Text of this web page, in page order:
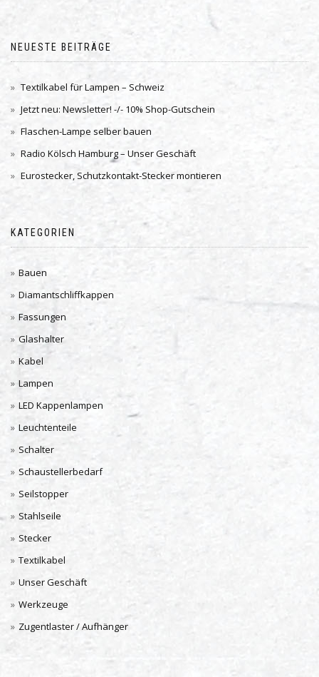
NEUESTE BEITRÄGE
Textilkabel für Lampen – Schweiz
Jetzt neu: Newsletter! -/- 10% Shop-Gutschein
Flaschen-Lampe selber bauen
Radio Kölsch Hamburg – Unser Geschäft
Eurostecker, Schutzkontakt-Stecker montieren
KATEGORIEN
Bauen
Diamantschliffkappen
Fassungen
Glashalter
Kabel
Lampen
LED Kappenlampen
Leuchtenteile
Schalter
Schaustellerbedarf
Seilstopper
Stahlseile
Stecker
Textilkabel
Unser Geschäft
Werkzeuge
Zugentlaster / Aufhänger